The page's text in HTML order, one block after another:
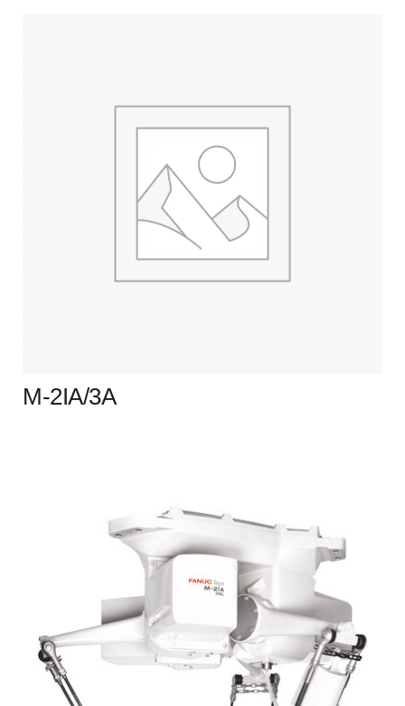
M-2IA/3A